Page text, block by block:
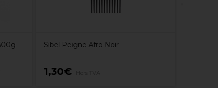
Sibel Peigne Afro Noir
1,30€